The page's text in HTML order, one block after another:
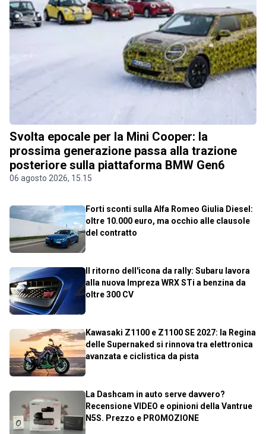
Svolta epocale per la Mini Cooper: la
prossima generazione passa alla trazione
posteriore sulla piattaforma BMW Gen6
06 agosto 2026, 15.15
Forti sconti sulla Alfa Romeo Giulia Diesel:
oltre 10.000 euro, ma occhio alle clausole
del contratto
Il ritorno dell'icona da rally: Subaru lavora
alla nuova Impreza WRX STi a benzina da
oltre 300 CV
Kawasaki Z1100 e Z1100 SE 2027: la Regina
delle Supernaked si rinnova tra elettronica
avanzata e ciclistica da pista
La Dashcam in auto serve davvero?
Recensione VIDEO e opinioni della Vantrue
N5S. Prezzo e PROMOZIONE